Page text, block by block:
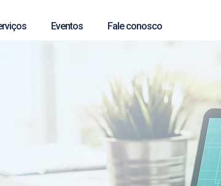
Eventos Fale conosco